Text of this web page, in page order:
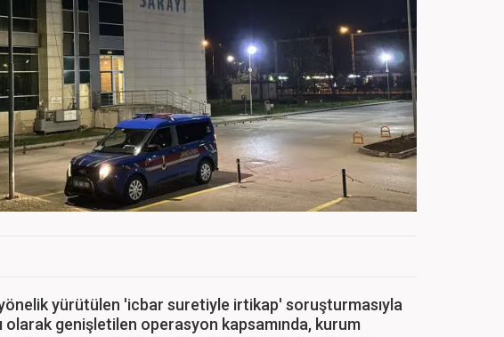
yürütülen 'icbar suretiyle irtikap' soruşturmasıyla
olarak genişletilen operasyon kapsamında, kurum